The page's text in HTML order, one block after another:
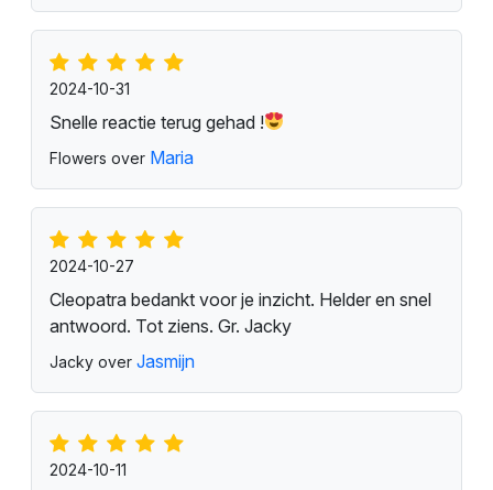
2024-10-31
Snelle reactie terug gehad !
Flowers over Maria
2024-10-27
Cleopatra bedankt voor je inzicht. Helder en snel
antwoord. Tot ziens. Gr. Jacky
Jacky over Jasmijn
2024-10-11